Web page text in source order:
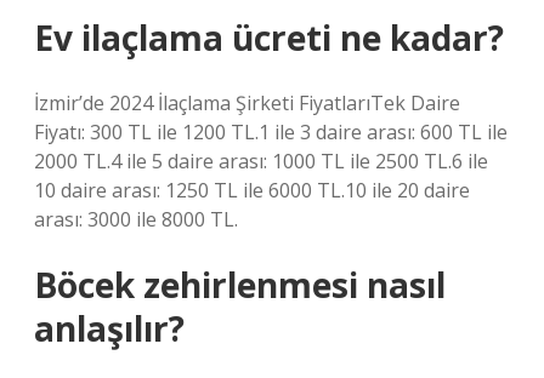
Ev ilaçlama ücreti ne kadar?
İzmir’de 2024 İlaçlama Şirketi FiyatlarıTek Daire
Fiyatı: 300 TL ile 1200 TL.1 ile 3 daire arası: 600 TL ile
2000 TL.4 ile 5 daire arası: 1000 TL ile 2500 TL.6 ile
10 daire arası: 1250 TL ile 6000 TL.10 ile 20 daire
arası: 3000 ile 8000 TL.
Böcek zehirlenmesi nasıl
anlaşılır?